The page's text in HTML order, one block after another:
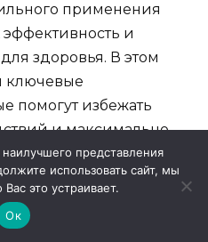
применения
эффективность и
здоровья. В этом
ключевые
помогут избежать
и максимально
потенциал
по безопасному
представления
использовать сайт, мы
Вас это устраивает.
Ок